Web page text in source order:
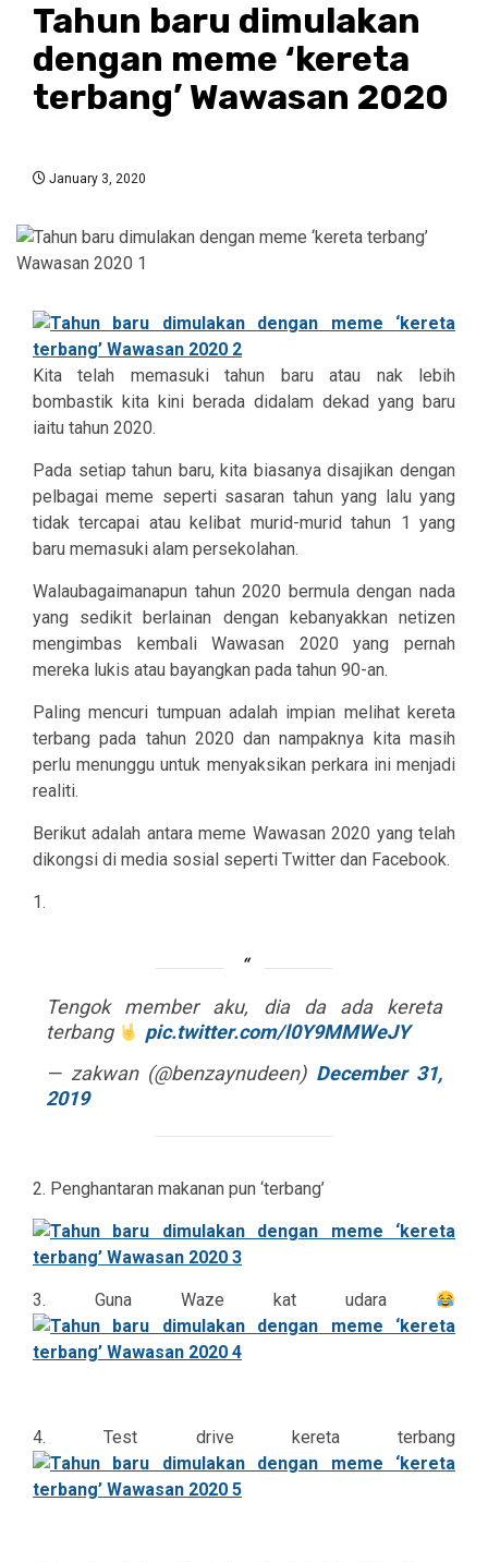
Tahun baru dimulakan
dengan meme ‘kereta
terbang’ Wawasan 2020
January 3, 2020
Kita telah memasuki tahun baru atau nak lebih
bombastik kita kini berada didalam dekad yang baru
iaitu tahun 2020.
Pada setiap tahun baru, kita biasanya disajikan dengan
pelbagai meme seperti sasaran tahun yang lalu yang
tidak tercapai atau kelibat murid-murid tahun 1 yang
baru memasuki alam persekolahan.
Walaubagaimanapun tahun 2020 bermula dengan nada
yang sedikit berlainan dengan kebanyakkan netizen
mengimbas kembali Wawasan 2020 yang pernah
mereka lukis atau bayangkan pada tahun 90-an.
Paling mencuri tumpuan adalah impian melihat kereta
terbang pada tahun 2020 dan nampaknya kita masih
perlu menunggu untuk menyaksikan perkara ini menjadi
realiti.
Berikut adalah antara meme Wawasan 2020 yang telah
dikongsi di media sosial seperti Twitter dan Facebook.
1.
Tengok member aku, dia da ada kereta
terbang
pic.twitter.com/l0Y9MMWeJY
— zakwan (@benzaynudeen) December 31,
2019
2. Penghantaran makanan pun ‘terbang’
3. Guna Waze kat udara
4. Test drive kereta terbang